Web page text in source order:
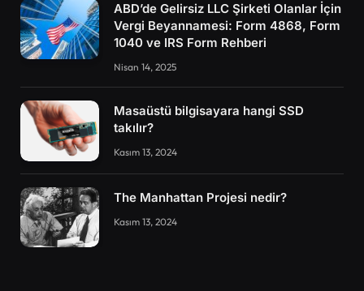
ABD’de Gelirsiz LLC Şirketi Olanlar İçin
Vergi Beyannamesi: Form 4868, Form
1040 ve IRS Form Rehberi
Nisan 14, 2025
Masaüstü bilgisayara hangi SSD
takılır?
Kasım 13, 2024
The Manhattan Projesi nedir?
Kasım 13, 2024